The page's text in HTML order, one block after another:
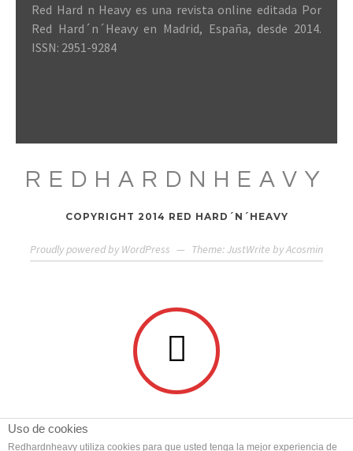
Red Hard n Heavy es una revista online editada Por
Red Hard´n´Heavy en Madrid, España, desde 2014.
ISSN: 2951-9284
REDHARDNHEAVY
COPYRIGHT 2014 RED HARD´N´HEAVY
Proudly powered by WordPress — Theme: JustWrite byAcosmin
Uso de cookies
Redhardnheavy utiliza cookies para que usted tenga la mejor experiencia de